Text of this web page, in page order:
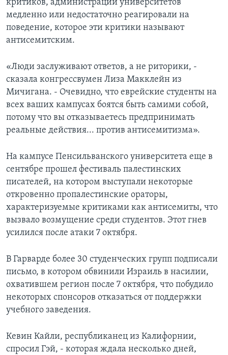
критиков, администрации университетов
медленно или недостаточно реагировали на
поведение, которое эти критики называют
антисемитским.
«Люди заслуживают ответов, а не риторики, -
сказала конгрессвумен Лиза Макклейн из
Мичигана. - Очевидно, что еврейские студенты на
всех ваших кампусах боятся быть самими собой,
потому что вы отказываетесь предпринимать
реальные действия... против антисемитизма».
На кампусе Пенсильванского университета еще в
сентябре прошел фестиваль палестинских
писателей, на котором выступали некоторые
откровенно пропалестинские ораторы,
характеризуемые критиками как антисемиты, что
вызвало возмущение среди студентов. Этот гнев
усилился после атаки 7 октября.
В Гарварде более 30 студенческих групп подписали
письмо, в котором обвинили Израиль в насилии,
охватившем регион после 7 октября, что побудило
некоторых спонсоров отказаться от поддержки
учебного заведения.
Кевин Кайли, республиканец из Калифорнии,
спросил Гэй, - которая ждала несколько дней,